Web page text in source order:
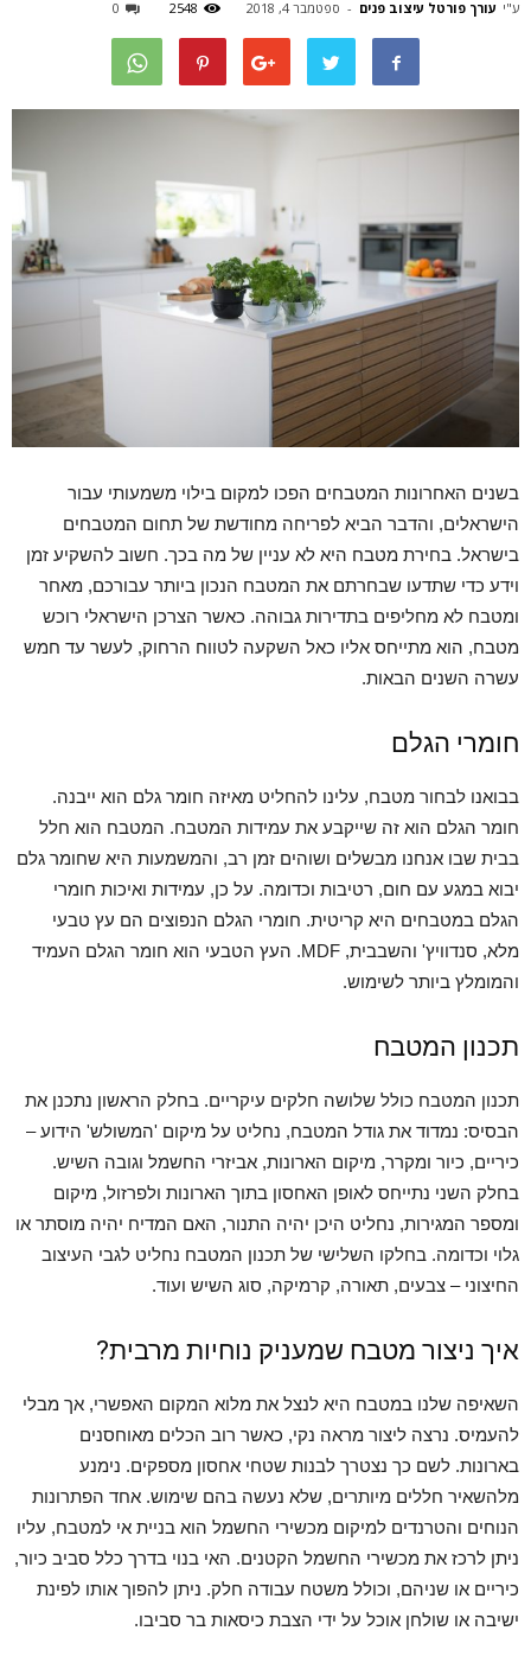
ע"י עורך פורטל עיצוב פנים - ספטמבר 4, 2018 2548
0
בשנים האחרונות המטבחים הפכו למקום בילוי משמעותי עבור
הישראלים, והדבר הביא לפריחה מחודשת של תחום המטבחים
בישראל. בחירת מטבח היא לא עניין של מה בכך. חשוב להשקיע זמן
וידע כדי שתדעו שבחרתם את המטבח הנכון ביותר עבורכם, מאחר
ומטבח לא מחליפים בתדירות גבוהה. כאשר הצרכן הישראלי רוכש
מטבח, הוא מתייחס אליו כאל השקעה לטווח הרחוק, לעשר עד חמש
עשרה השנים הבאות.
חומרי הגלם
בבואנו לבחור מטבח, עלינו להחליט מאיזה חומר גלם הוא ייבנה.
חומר הגלם הוא זה שייקבע את עמידות המטבח. המטבח הוא חלל
בבית שבו אנחנו מבשלים ושוהים זמן רב, והמשמעות היא שחומר גלם
יבוא במגע עם חום, רטיבות וכדומה. על כן, עמידות ואיכות חומרי
הגלם במטבחים היא קריטית. חומרי הגלם הנפוצים הם עץ טבעי
מלא, סנדוויץ' והשבבית, MDF. העץ הטבעי הוא חומר הגלם העמיד
והמומלץ ביותר לשימוש.
תכנון המטבח
תכנון המטבח כולל שלושה חלקים עיקריים. בחלק הראשון נתכנן את
הבסיס: נמדוד את גודל המטבח, נחליט על מיקום 'המשולש' הידוע –
כיריים, כיור ומקרר, מיקום הארונות, אביזרי החשמל וגובה השיש.
בחלק השני נתייחס לאופן האחסון בתוך הארונות ולפרזול, מיקום
ומספר המגירות, נחליט היכן יהיה התנור, האם המדיח יהיה מוסתר או
גלוי וכדומה. בחלקו השלישי של תכנון המטבח נחליט לגבי העיצוב
החיצוני – צבעים, תאורה, קרמיקה, סוג השיש ועוד.
איך ניצור מטבח שמעניק נוחיות מרבית?
השאיפה שלנו במטבח היא לנצל את מלוא המקום האפשרי, אך מבלי
להעמיס. נרצה ליצור מראה נקי, כאשר רוב הכלים מאוחסנים
בארונות. לשם כך נצטרך לבנות שטחי אחסון מספקים. נימנע
מלהשאיר חללים מיותרים, שלא נעשה בהם שימוש. אחד הפתרונות
הנוחים והטרנדים למיקום מכשירי החשמל הוא בניית אי למטבח, עליו
ניתן לרכז את מכשירי החשמל הקטנים. האי בנוי בדרך כלל סביב כיור,
כיריים או שניהם, וכולל משטח עבודה חלק. ניתן להפוך אותו לפינת
ישיבה או שולחן אוכל על ידי הצבת כיסאות בר סביבו.